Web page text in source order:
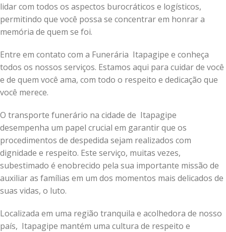
lidar com todos os aspectos burocráticos e logísticos,
permitindo que você possa se concentrar em honrar a
memória de quem se foi.
Entre em contato com a Funerária Itapagipe e conheça
todos os nossos serviços. Estamos aqui para cuidar de você
e de quem você ama, com todo o respeito e dedicação que
você merece.
O transporte funerário na cidade de Itapagipe
desempenha um papel crucial em garantir que os
procedimentos de despedida sejam realizados com
dignidade e respeito. Este serviço, muitas vezes,
subestimado é enobrecido pela sua importante missão de
auxiliar as famílias em um dos momentos mais delicados de
suas vidas, o luto.
Localizada em uma região tranquila e acolhedora de nosso
país, Itapagipe mantém uma cultura de respeito e